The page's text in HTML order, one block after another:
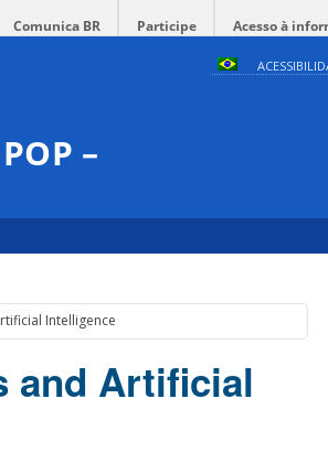
Comunica BR Participe Acesso à
–
Intelligence
and Artificial